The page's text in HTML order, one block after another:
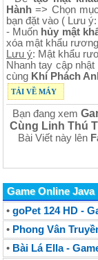
Hành => Chọn
bạn đặt vào ( Lưu
- Muốn hủy mật
xóa mật khẩu
Lưu ý: Mật khẩu
Nhanh tay cập
cùng Khí Phách
TẢI VỀ MÁY
Bạn đang xem
Cùng Linh Thú
Bài Viết này lên
Game Online Java
• goPet 124 HD -
• Phong Vân
• Bài Lá Ella -